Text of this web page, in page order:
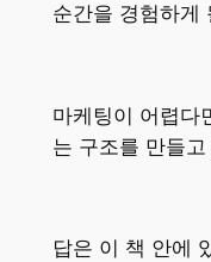
순간을 경험하게
마케팅이 어렵다
는 구조를 만들고
답은 이 책 안에